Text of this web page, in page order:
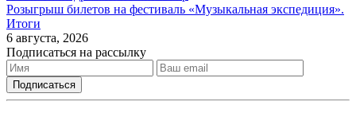
Розыгрыш билетов на фестиваль «Музыкальная экспедиция».
Итоги
6 августа, 2026
Подписаться на рассылку